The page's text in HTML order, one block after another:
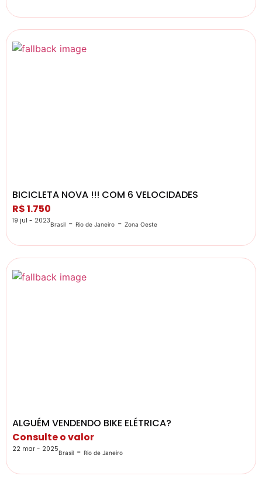
BICICLETA NOVA !!! COM 6 VELOCIDADES
R$ 1.750
19 jul - 2023Brasil - Rio de Janeiro - Zona Oeste
ALGUÉM VENDENDO BIKE ELÉTRICA?
Consulte o valor
22 mar - 2025Brasil - Rio de Janeiro